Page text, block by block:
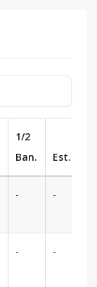
1/2
Ban.
Est.
- -
- -